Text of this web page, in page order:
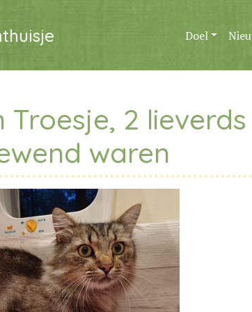
Doel
Troesje, 2
waren